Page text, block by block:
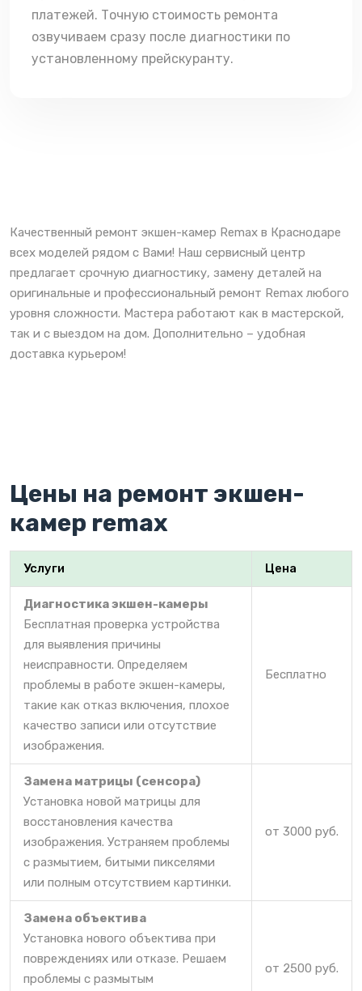
платежей. Точную стоимость ремонта
озвучиваем сразу после диагностики по
установленному прейскуранту.
Качественный ремонт экшен-камер Remax в Краснодаре
всех моделей рядом с Вами! Наш сервисный центр
предлагает срочную диагностику, замену деталей на
оригинальные и профессиональный ремонт Remax любого
уровня сложности. Мастера работают как в мастерской,
так и с выездом на дом. Дополнительно – удобная
доставка курьером!
Цены на ремонт экшен-
камер remax
Услуги Цена
Диагностика экшен-камеры
Бесплатная проверка устройства
для выявления причины
неисправности. Определяем
проблемы в работе экшен-камеры,
такие как отказ включения, плохое
качество записи или отсутствие
изображения.
Бесплатно
Замена матрицы (сенсора)
Установка новой матрицы для
восстановления качества
изображения. Устраняем проблемы
с размытием, битыми пикселями
или полным отсутствием картинки.
от 3000 руб.
Замена объектива
Установка нового объектива при
повреждениях или отказе. Решаем
проблемы с размытым
от 2500 руб.